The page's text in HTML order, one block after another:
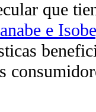
que
e